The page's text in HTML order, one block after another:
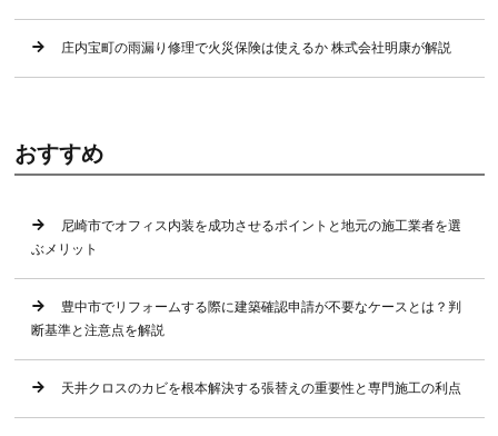
庄内宝町の雨漏り修理で火災保険は使えるか 株式会社明康が解説
おすすめ
尼崎市でオフィス内装を成功させるポイントと地元の施工業者を選
ぶメリット
豊中市でリフォームする際に建築確認申請が不要なケースとは？判
断基準と注意点を解説
天井クロスのカビを根本解決する張替えの重要性と専門施工の利点